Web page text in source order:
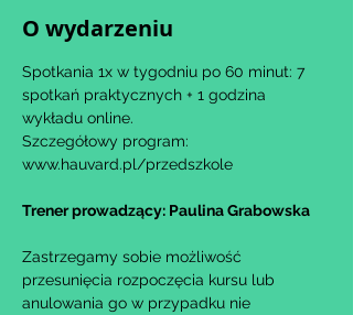
O wydarzeniu
Spotkania 1x w tygodniu po 60 minut: 7
spotkań praktycznych + 1 godzina
wykładu online.
Szczegółowy program:
www.hauvard.pl/przedszkole
Trener prowadzący: Paulina Grabowska
Zastrzegamy sobie możliwość
przesunięcia rozpoczęcia kursu lub
anulowania go w przypadku nie